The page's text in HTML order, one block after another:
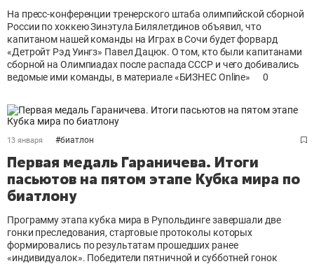
На пресс-конференции тренерского штаба олимпийской сборной
России по хоккею Зинэтула Билялетдинов объявил, что
капитаном нашей команды на Играх в Сочи будет форвард
«Детройт Рэд Уингз» Павел Дацюк. О том, кто были капитанами
сборной на Олимпиадах после распада СССР и чего добивались
ведомые ими команды, в материале «БИЗНЕС Online»
0
13 января #биатлон
Первая медаль Гараничева. Итоги
пасьютов на пятом этапе Кубка мира по
биатлону
Программу этапа кубка мира в Рупольдинге завершали две
гонки преследования, стартовые протоколы которых
формировались по результатам прошедших ранее
«индивидуалок». Победители пятничной и субботней гонок